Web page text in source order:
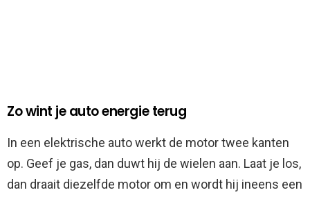
Zo wint je auto energie terug
In een elektrische auto werkt de motor twee kanten
op. Geef je gas, dan duwt hij de wielen aan. Laat je los,
dan draait diezelfde motor om en wordt hij ineens een